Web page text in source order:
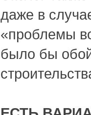
даже в
«проблемы
было бы